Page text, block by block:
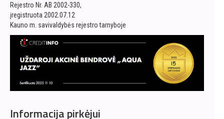
Rejestro Nr. AB 2002-330,
įregistruota 2002.07.12
Kauno m. savivaldybės rejestro tarnyboje
Informacija pirkėjui